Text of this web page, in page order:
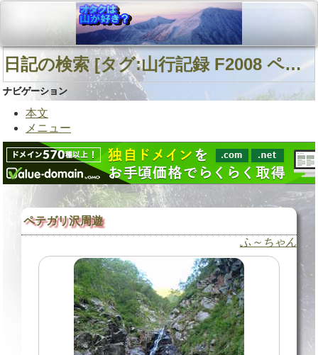
日記の検索 [タグ:山行記録 F2008 ペテガリ沢B沢 中日高] 01～01(01件中)
ナビゲーション
本文
メニュー
ペテガリ沢周遊
ふ～ちゃん